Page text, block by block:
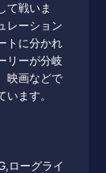
て戦いま
レーション
トに分かれ
リーが分岐
映画などで
ます。
ローグライ